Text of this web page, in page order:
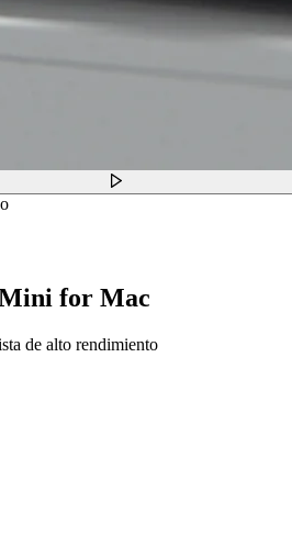
for Mac
de alto rendimiento